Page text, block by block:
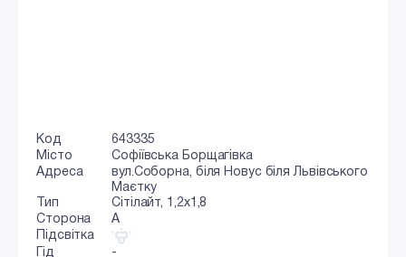
Код
643335
Місто
Софіївська Борщагівка
Адреса
вул.Соборна, біля Новус біля Львівського
Маєтку
Тип
Сiтiлайт, 1,2x1,8
Сторона
A
Підсвітка
Гід
-